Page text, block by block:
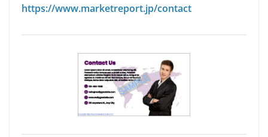
https://www.marketreport.jp/contact